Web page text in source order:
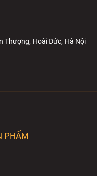
Thượng, Hoài Đức, Hà Nội
PHẨM